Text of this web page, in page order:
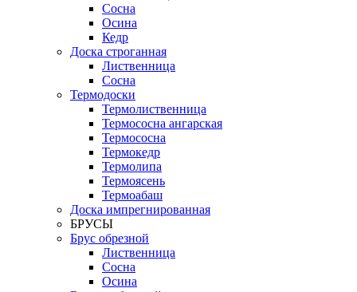
Сосна
Осина
Кедр
Доска строганная
Лиственница
Сосна
Термодоски
Термолиственница
Термососна ангарская
Термососна
Термокедр
Термолипа
Термоясень
Термоабаш
Доска импрегнированная
БРУСЫ
Брус обрезной
Лиственница
Сосна
Осина